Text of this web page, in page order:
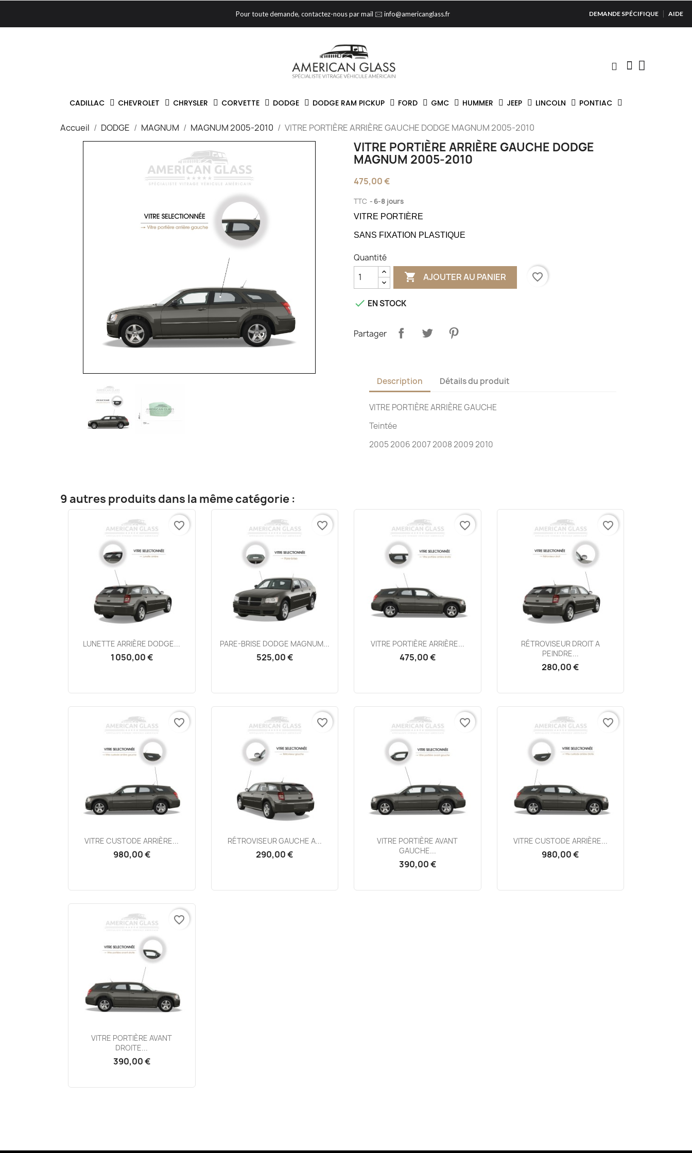
Pour toute demande, contactez-nous par mail 🖂 info@americanglass.fr DEMANDE SPÉCIFIQUE AIDE
CADILLAC CHEVROLET CHRYSLER CORVETTE DODGE DODGE RAM PICKUP FORD GMC HUMMER JEEP LINCOLN PONTIAC
Accueil DODGE MAGNUM MAGNUM 2005-2010 VITRE PORTIÈRE ARRIÈRE GAUCHE DODGE MAGNUM 2005-2010
VITRE PORTIÈRE ARRIÈRE GAUCHE DODGE
MAGNUM 2005-2010
475,00 €
TTC 6-8 jours
VITRE PORTIÈRE
SANS FIXATION PLASTIQUE
Quantité
 AJOUTER AU PANIER favorite_border
 EN STOCK
Partager
Description Détails du produit
VITRE PORTIÈRE ARRIÈRE GAUCHE
Teintée
2005 2006 2007 2008 2009 2010
9 autres produits dans la même catégorie :
Aperçu rapide
LUNETTE ARRIÈRE DODGE...
1 050,00 €
favorite_border
Aperçu rapide
PARE-BRISE DODGE MAGNUM...
525,00 €
favorite_border
Aperçu rapide
VITRE PORTIÈRE ARRIÈRE...
475,00 €
favorite_border
Aperçu rapide
RÉTROVISEUR DROIT A
PEINDRE...
280,00 €
favorite_border
Aperçu rapide
VITRE CUSTODE ARRIÈRE...
980,00 €
favorite_border
Aperçu rapide
RÉTROVISEUR GAUCHE A...
290,00 €
favorite_border
Aperçu rapide
VITRE PORTIÈRE AVANT
GAUCHE...
390,00 €
favorite_border
Aperçu rapide
VITRE CUSTODE ARRIÈRE...
980,00 €
favorite_border
Aperçu rapide
VITRE PORTIÈRE AVANT
DROITE...
390,00 €
favorite_border